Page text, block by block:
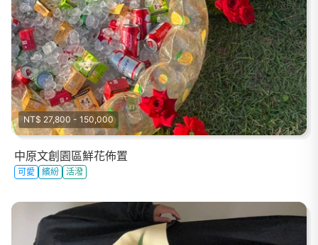
NT$ 27,800 - 150,000
中原文創園區鮮花佈置
可愛 繽紛 活潑